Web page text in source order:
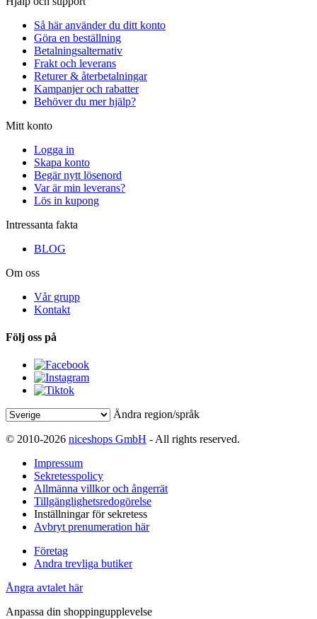
Så här använder du ditt konto
Göra en beställning
Betalningsalternativ
Frakt och leverans
Returer & återbetalningar
Kampanjer och rabatter
Behöver du mer hjälp?
Mitt konto
Logga in
Skapa konto
Begär nytt lösenord
Var är min leverans?
Lös in kupong
Intressanta fakta
BLOG
Om oss
Vår grupp
Kontakt
Följ oss på
Ändra region/språk
© 2010-2026 niceshops GmbH - All rights reserved.
Impressum
Sekretesspolicy
Allmänna villkor och ångerrät
Tillgänglighetsredogörelse
Inställningar för sekretess
Avbryt prenumeration här
Företag
Andra trevliga butiker
Ångra avtalet här
Anpassa din shoppingupplevelse